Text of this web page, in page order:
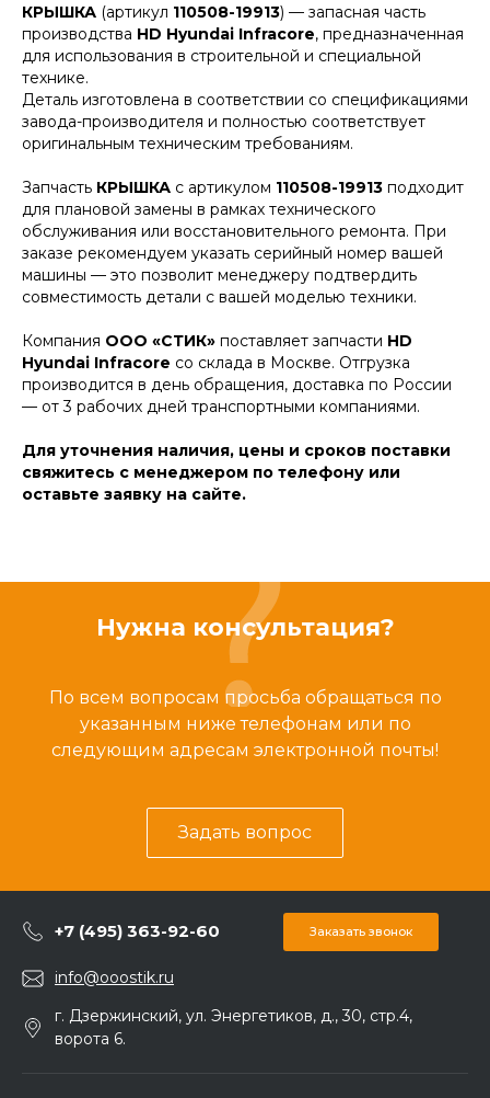
КРЫШКА (артикул 110508-19913) — запасная часть
производства HD Hyundai Infracore, предназначенная
для использования в строительной и специальной
технике.
Деталь изготовлена в соответствии со спецификациями
завода-производителя и полностью соответствует
оригинальным техническим требованиям.
Запчасть КРЫШКА с артикулом 110508-19913 подходит
для плановой замены в рамках технического
обслуживания или восстановительного ремонта. При
заказе рекомендуем указать серийный номер вашей
машины — это позволит менеджеру подтвердить
совместимость детали с вашей моделью техники.
Компания ООО «СТИК» поставляет запчасти HD
Hyundai Infracore со склада в Москве. Отгрузка
производится в день обращения, доставка по России
— от 3 рабочих дней транспортными компаниями.
Для уточнения наличия, цены и сроков поставки
свяжитесь с менеджером по телефону или
оставьте заявку на сайте.
Нужна консультация?
По всем вопросам просьба обращаться по
указанным ниже телефонам или по
следующим адресам электронной почты!
Задать вопрос
+7 (495) 363-92-60 Заказать звонок
info@ooostik.ru
г. Дзержинский, ул. Энергетиков, д., 30, стр.4,
ворота 6.